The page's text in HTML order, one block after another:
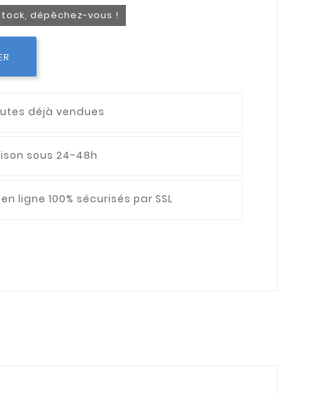
dépêchez-vous !
déjà vendues
sous 24-48h
ligne 100% sécurisés par SSL